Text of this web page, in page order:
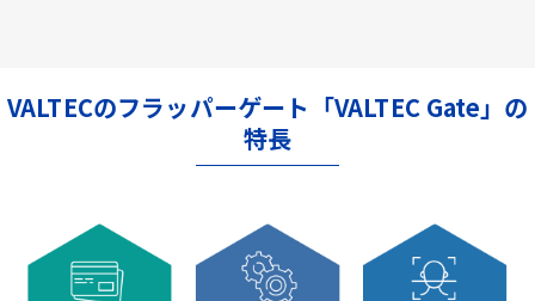
VALTECのフラッパーゲート「VALTEC Gate」の
特長